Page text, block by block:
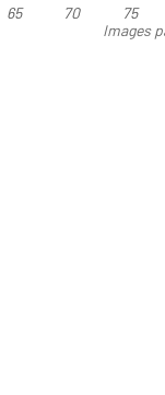
Images
65 70 75